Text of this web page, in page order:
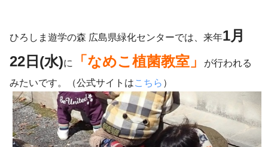
ひろしま遊学の森 広島県緑化センターでは、来年1月
22日(水)に 「なめこ植菌教室」
が行われる
みたいです。（公式サイトはこちら ）